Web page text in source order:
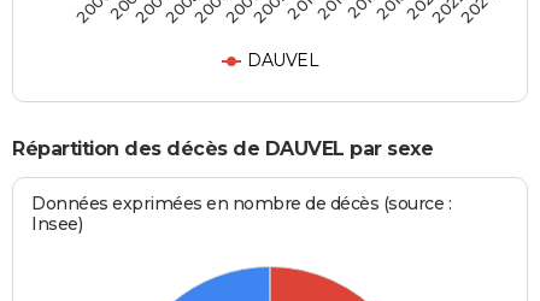
DAUVEL
Répartition des décès de DAUVEL par sexe
Données exprimées en nombre de décès (source :
Insee)